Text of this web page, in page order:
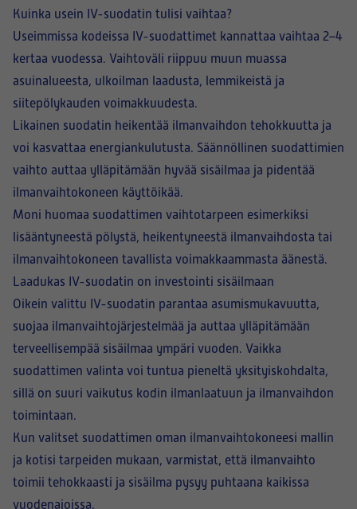
Kuinka usein IV-suodatin tulisi vaihtaa?
Useimmissa kodeissa IV-suodattimet kannattaa vaihtaa 2–4
kertaa vuodessa. Vaihtoväli riippuu muun muassa
asuinalueesta, ulkoilman laadusta, lemmikeistä ja
siitepölykauden voimakkuudesta.
Likainen suodatin heikentää ilmanvaihdon tehokkuutta ja
voi kasvattaa energiankulutusta. Säännöllinen suodattimien
vaihto auttaa ylläpitämään hyvää sisäilmaa ja pidentää
ilmanvaihtokoneen käyttöikää.
Moni huomaa suodattimen vaihtotarpeen esimerkiksi
lisääntyneestä pölystä, heikentyneestä ilmanvaihdosta tai
ilmanvaihtokoneen tavallista voimakkaammasta äänestä.
Laadukas IV-suodatin on investointi sisäilmaan
Oikein valittu IV-suodatin parantaa asumismukavuutta,
suojaa ilmanvaihtojärjestelmää ja auttaa ylläpitämään
terveellisempää sisäilmaa ympäri vuoden. Vaikka
suodattimen valinta voi tuntua pieneltä yksityiskohdalta,
sillä on suuri vaikutus kodin ilmanlaatuun ja ilmanvaihdon
toimintaan.
Kun valitset suodattimen oman ilmanvaihtokoneesi mallin
ja kotisi tarpeiden mukaan, varmistat, että ilmanvaihto
toimii tehokkaasti ja sisäilma pysyy puhtaana kaikissa
vuodenajoissa.